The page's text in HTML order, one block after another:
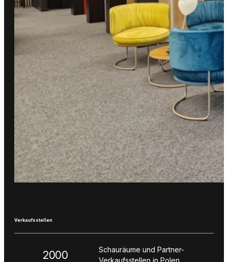
Verkaufsstellen
2000
Schauräume und Partner-
Verkaufsstellen in Polen